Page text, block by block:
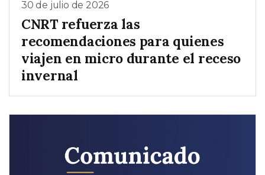
30 de julio de 2026
CNRT refuerza las
recomendaciones para quienes
viajen en micro durante el receso
invernal